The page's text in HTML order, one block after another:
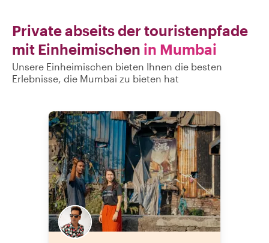
Private abseits der touristenpfade
mit Einheimischen in Mumbai
Unsere Einheimischen bieten Ihnen die besten
Erlebnisse, die Mumbai zu bieten hat